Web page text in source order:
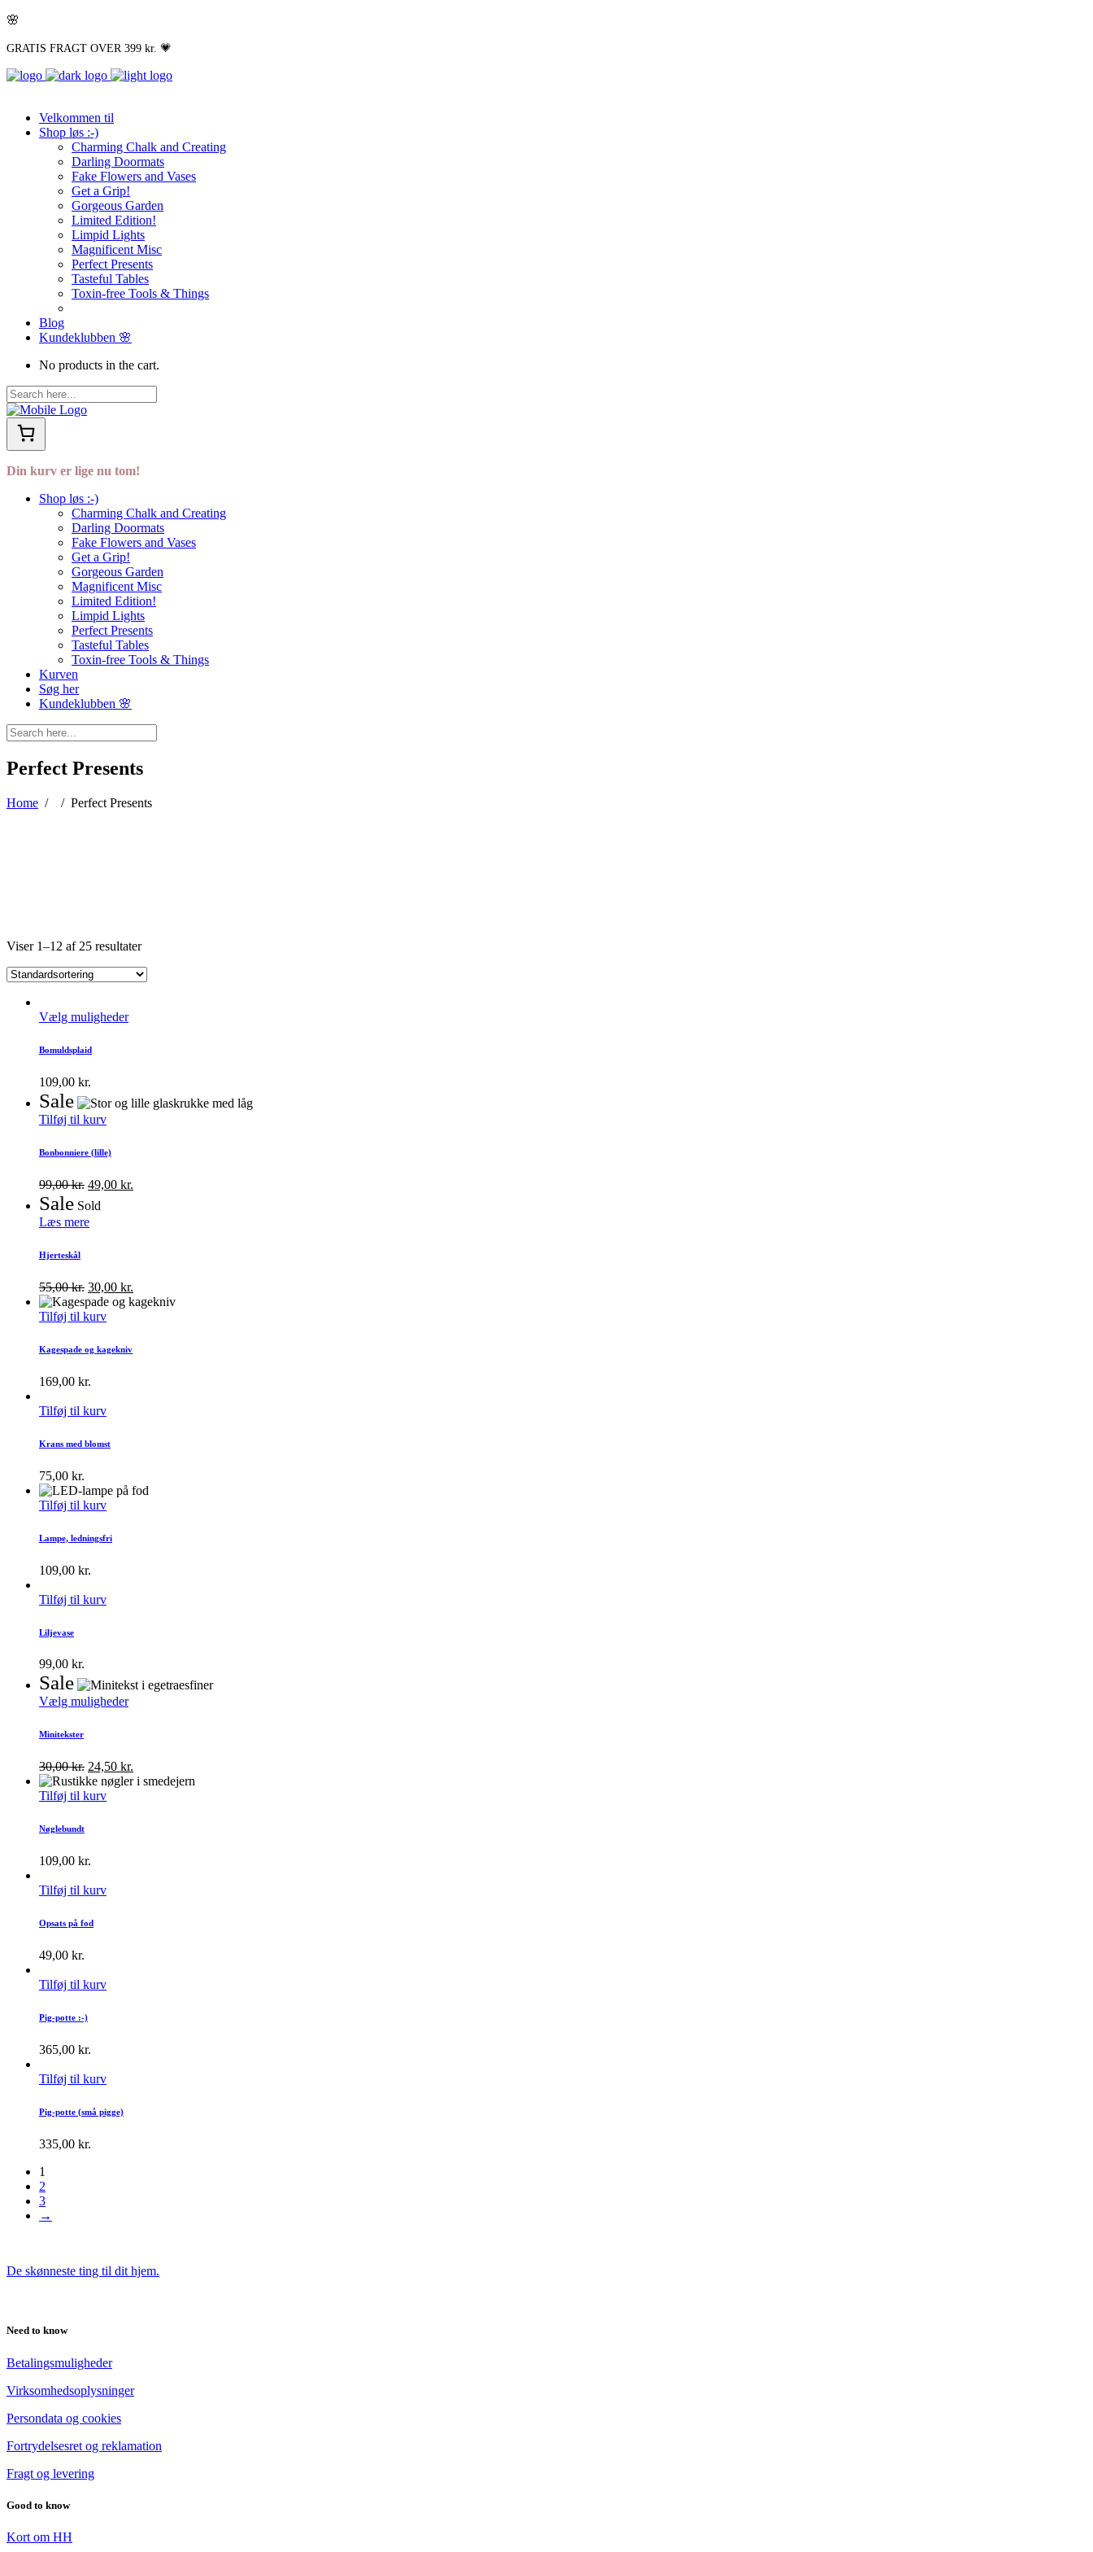
🌸
GRATIS FRAGT OVER 399 kr. 💗
Velkommen til
Shop løs :-)
Charming Chalk and Creating
Darling Doormats
Fake Flowers and Vases
Get a Grip!
Gorgeous Garden
Limited Edition!
Limpid Lights
Magnificent Misc
Perfect Presents
Tasteful Tables
Toxin-free Tools & Things
Blog
Kundeklubben 🌸
No products in the cart.
Din kurv er lige nu tom!
Shop løs :-)
Charming Chalk and Creating
Darling Doormats
Fake Flowers and Vases
Get a Grip!
Gorgeous Garden
Magnificent Misc
Limited Edition!
Limpid Lights
Perfect Presents
Tasteful Tables
Toxin-free Tools & Things
Kurven
Søg her
Kundeklubben 🌸
Perfect Presents
Home / / Perfect Presents
Viser 1–12 af 25 resultater
Vælg muligheder
Bomuldsplaid
109,00 kr.
Sale
Tilføj til kurv
Bonbonniere (lille)
99,00kr. 49,00 kr.
Sale Sold
Læs mere
Hjerteskål
55,00kr. 30,00 kr.
Tilføj til kurv
Kagespade og kagekniv
169,00 kr.
Tilføj til kurv
Krans med blomst
75,00 kr.
Tilføj til kurv
Lampe, ledningsfri
109,00 kr.
Tilføj til kurv
Liljevase
99,00 kr.
Sale
Vælg muligheder
Minitekster
30,00kr. 24,50 kr.
Tilføj til kurv
Nøglebundt
109,00 kr.
Tilføj til kurv
Opsats på fod
49,00 kr.
Tilføj til kurv
Pig-potte :-)
365,00 kr.
Tilføj til kurv
Pig-potte (små pigge)
335,00 kr.
1
2
3
→
De skønneste ting til dit hjem.
Need to know
Betalingsmuligheder
Virksomhedsoplysninger
Persondata og cookies
Fortrydelsesret og reklamation
Fragt og levering
Good to know
Kort om HH